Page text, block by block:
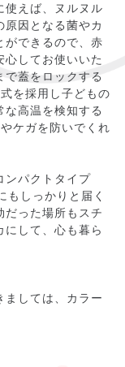
使えば、ヌルヌル
因となる菌やカ
ができるので、赤
心してお使いいた
蓋をロックする
を採用し子どもの
高温を検知する
ケガを防いでくれ
ンパクトタイプ
しっかりと届く
った場所もスチ
して、心も暮ら
しては、カラー